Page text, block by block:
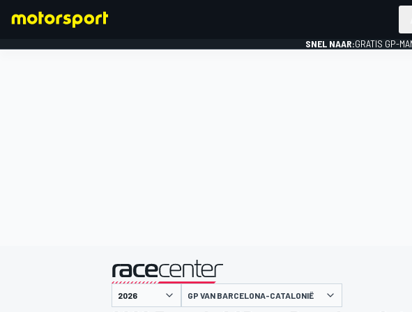
SNEL NAAR:GRATIS GP-
gepresenteerd door
GP VAN BARCELONA-CATALONIË